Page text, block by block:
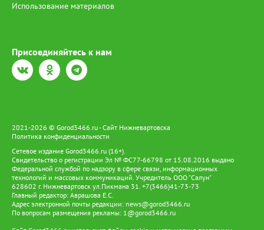
Использование материалов
Присоединяйтесь к нам
2021-2026 © Gorod3466.ru - Сайт Нижневартовска
Политика конфиденциальности
Сетевое издание Gorod3466.ru (16+).
Свидетельство о регистрации Эл № ФС77-66798 от 15.08.2016 выдано
Федеральной службой по надзору в сфере связи, информационных
технологий и массовых коммуникаций. Учредитель ООО "Салун"
628602 г. Нижневартовск ул.Пикмана 31. +7(3466)41-73-73
Главный редактор: Аврашова Е.С.
Адрес электронной почты редакции: news@gorod3466.ru
По вопросам размещения рекламы: 1@gorod3466.ru